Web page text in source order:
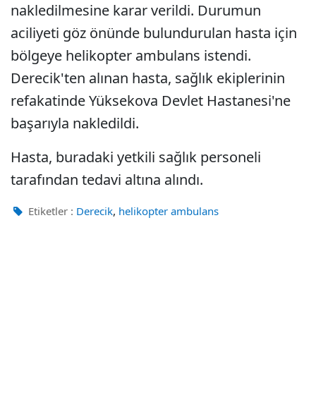
nakledilmesine karar verildi. Durumun
aciliyeti göz önünde bulundurulan hasta için
bölgeye helikopter ambulans istendi.
Derecik'ten alınan hasta, sağlık ekiplerinin
refakatinde Yüksekova Devlet Hastanesi'ne
başarıyla nakledildi.
Hasta, buradaki yetkili sağlık personeli
tarafından tedavi altına alındı.
Etiketler : Derecik, helikopter ambulans